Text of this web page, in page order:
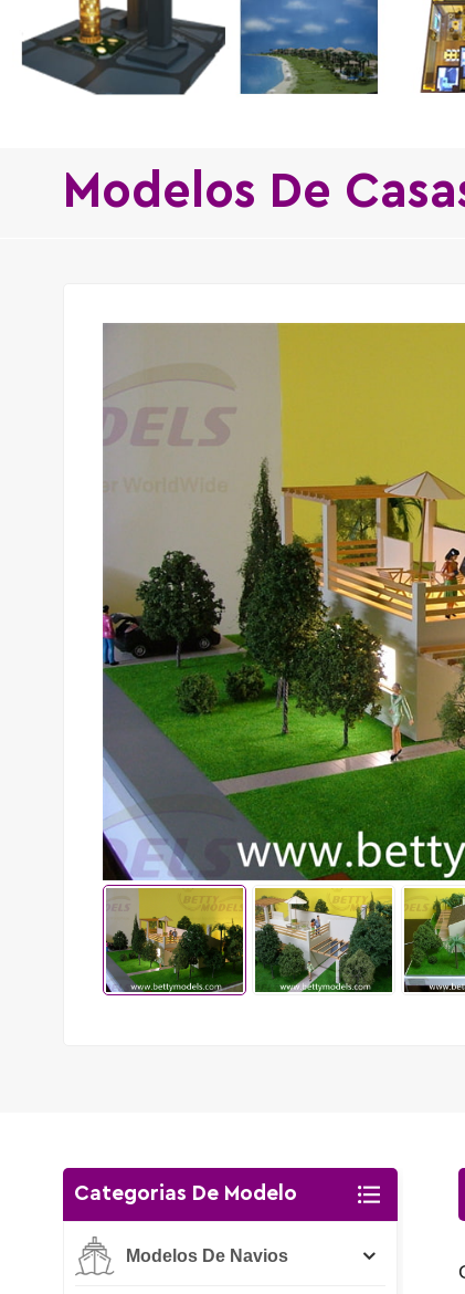
Modelos De
Categorias De Modelo
Modelos De Navios